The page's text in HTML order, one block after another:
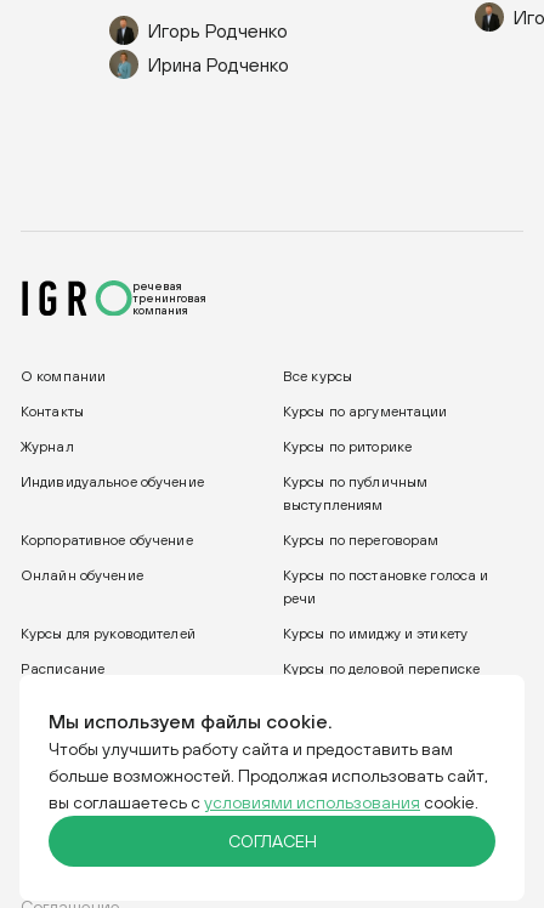
Мы используем файлы cookie.
Чтобы улучшить работу сайта и предоставить вам
больше возможностей. Продолжая использовать сайт,
вы соглашаетесь с условиями использования cookie.
СОГЛАСЕН
Игорь Родченко
Ирина Родченко
речевая
тренинговая
компания
О компании Все курсы
Контакты Курсы по аргументации
Журнал Курсы по риторике
Индивидуальное обучение
Курсы по публичным
выступлениям
Корпоративное обучение Курсы по переговорам
Онлайн обучение
Курсы по постановке голоса и
речи
Курсы для руководителей Курсы по имиджу и этикету
Расписание Курсы по деловой переписке